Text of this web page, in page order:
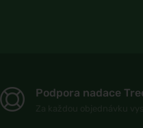
Podpora nadace